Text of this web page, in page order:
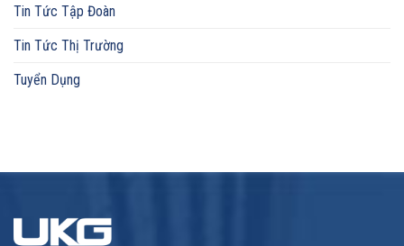
Tin Tức Tập Đoàn
Tin Tức Thị Trường
Tuyển Dụng